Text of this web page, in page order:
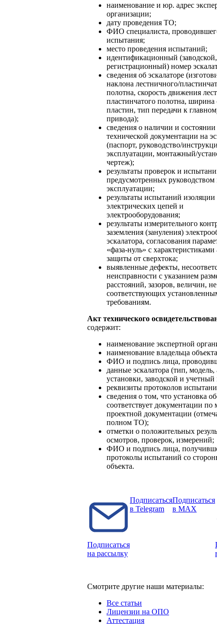
наименование и юр. адрес
организации;
дату проведения ТО;
ФИО специалиста,
испытания;
место проведения испытаний;
идентификационный (заводской,
регистрационный) номер
сведения об эскалаторе
наклона лестничного/
полотна, скорость движения
пластинчатого полотна, ширина
пластин, тип передачи к
привода);
сведения о наличии и состоянии
технической документации на
(паспорт, руководство/
эксплуатации, монтажный/
чертеж);
результаты проверок и
предусмотренных руководством
эксплуатации;
результаты испытаний изоляции
электрических цепей и
электрооборудования;
результаты измерительного
заземления (зануления)
эскалатора, согласования
«фаза-нуль» с характеристиками
защиты от сверхтока;
выявленные дефекты,
неисправности с указанием
расстояний, зазоров, величин, не
соответствующих
требованиям.
Акт технического
содержит:
наименование экспертной
наименование владельца
ФИО и подпись лица,
данные эскалатора (тип, модель,
установки, заводской и
реквизиты протоколов
сведения о том, что установка
соответствует документации
проектной документации
полном ТО);
отметки о положительных
осмотров, проверок, измерений;
ФИО и подпись лица,
протоколы испытаний со
объекта.
Подписаться
на рассылку
Подписаться
в Telegram
Подписаться
в MAX
Смотрите другие наши материалы:
Все статьи
Лицензии на ОПО
Аттестация